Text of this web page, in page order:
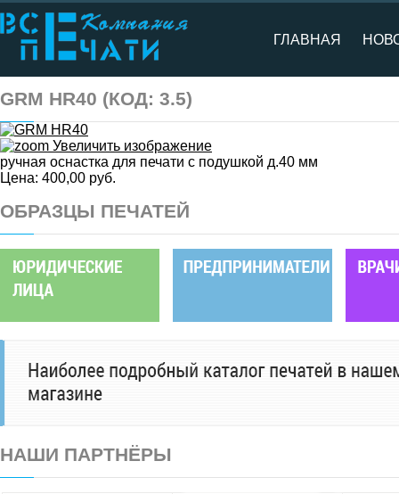
ГЛАВНАЯ
GRM HR40 (КОД: 3.5)
Увеличить изображение
ручная оснастка для печати с подушкой д.40 мм
Цена: 400,00 руб.
ОБРАЗЦЫ ПЕЧАТЕЙ
НАШИ ПАРТНЁРЫ